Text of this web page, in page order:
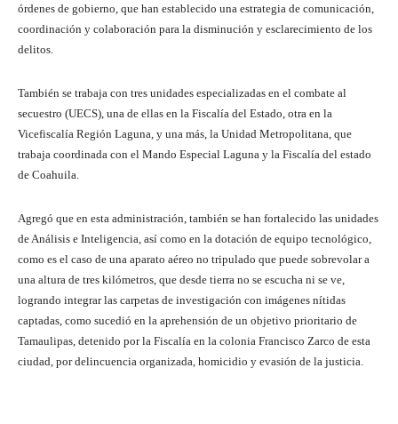
órdenes de gobierno, que han establecido una estrategia de comunicación,
coordinación y colaboración para la disminución y esclarecimiento de los
delitos.
También se trabaja con tres unidades especializadas en el combate al
secuestro (UECS), una de ellas en la Fiscalía del Estado, otra en la
Vicefiscalía Región Laguna, y una más, la Unidad Metropolitana, que
trabaja coordinada con el Mando Especial Laguna y la Fiscalía del estado
de Coahuila.
Agregó que en esta administración, también se han fortalecido las unidades
de Análisis e Inteligencia, así como en la dotación de equipo tecnológico,
como es el caso de una aparato aéreo no tripulado que puede sobrevolar a
una altura de tres kilómetros, que desde tierra no se escucha ni se ve,
logrando integrar las carpetas de investigación con imágenes nítidas
captadas, como sucedió en la aprehensión de un objetivo prioritario de
Tamaulipas, detenido por la Fiscalía en la colonia Francisco Zarco de esta
ciudad, por delincuencia organizada, homicidio y evasión de la justicia.